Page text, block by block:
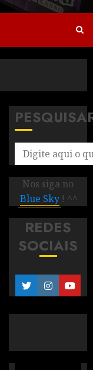
Nos siga no
Blue Sky ! ^^
REDES
SOCIAIS